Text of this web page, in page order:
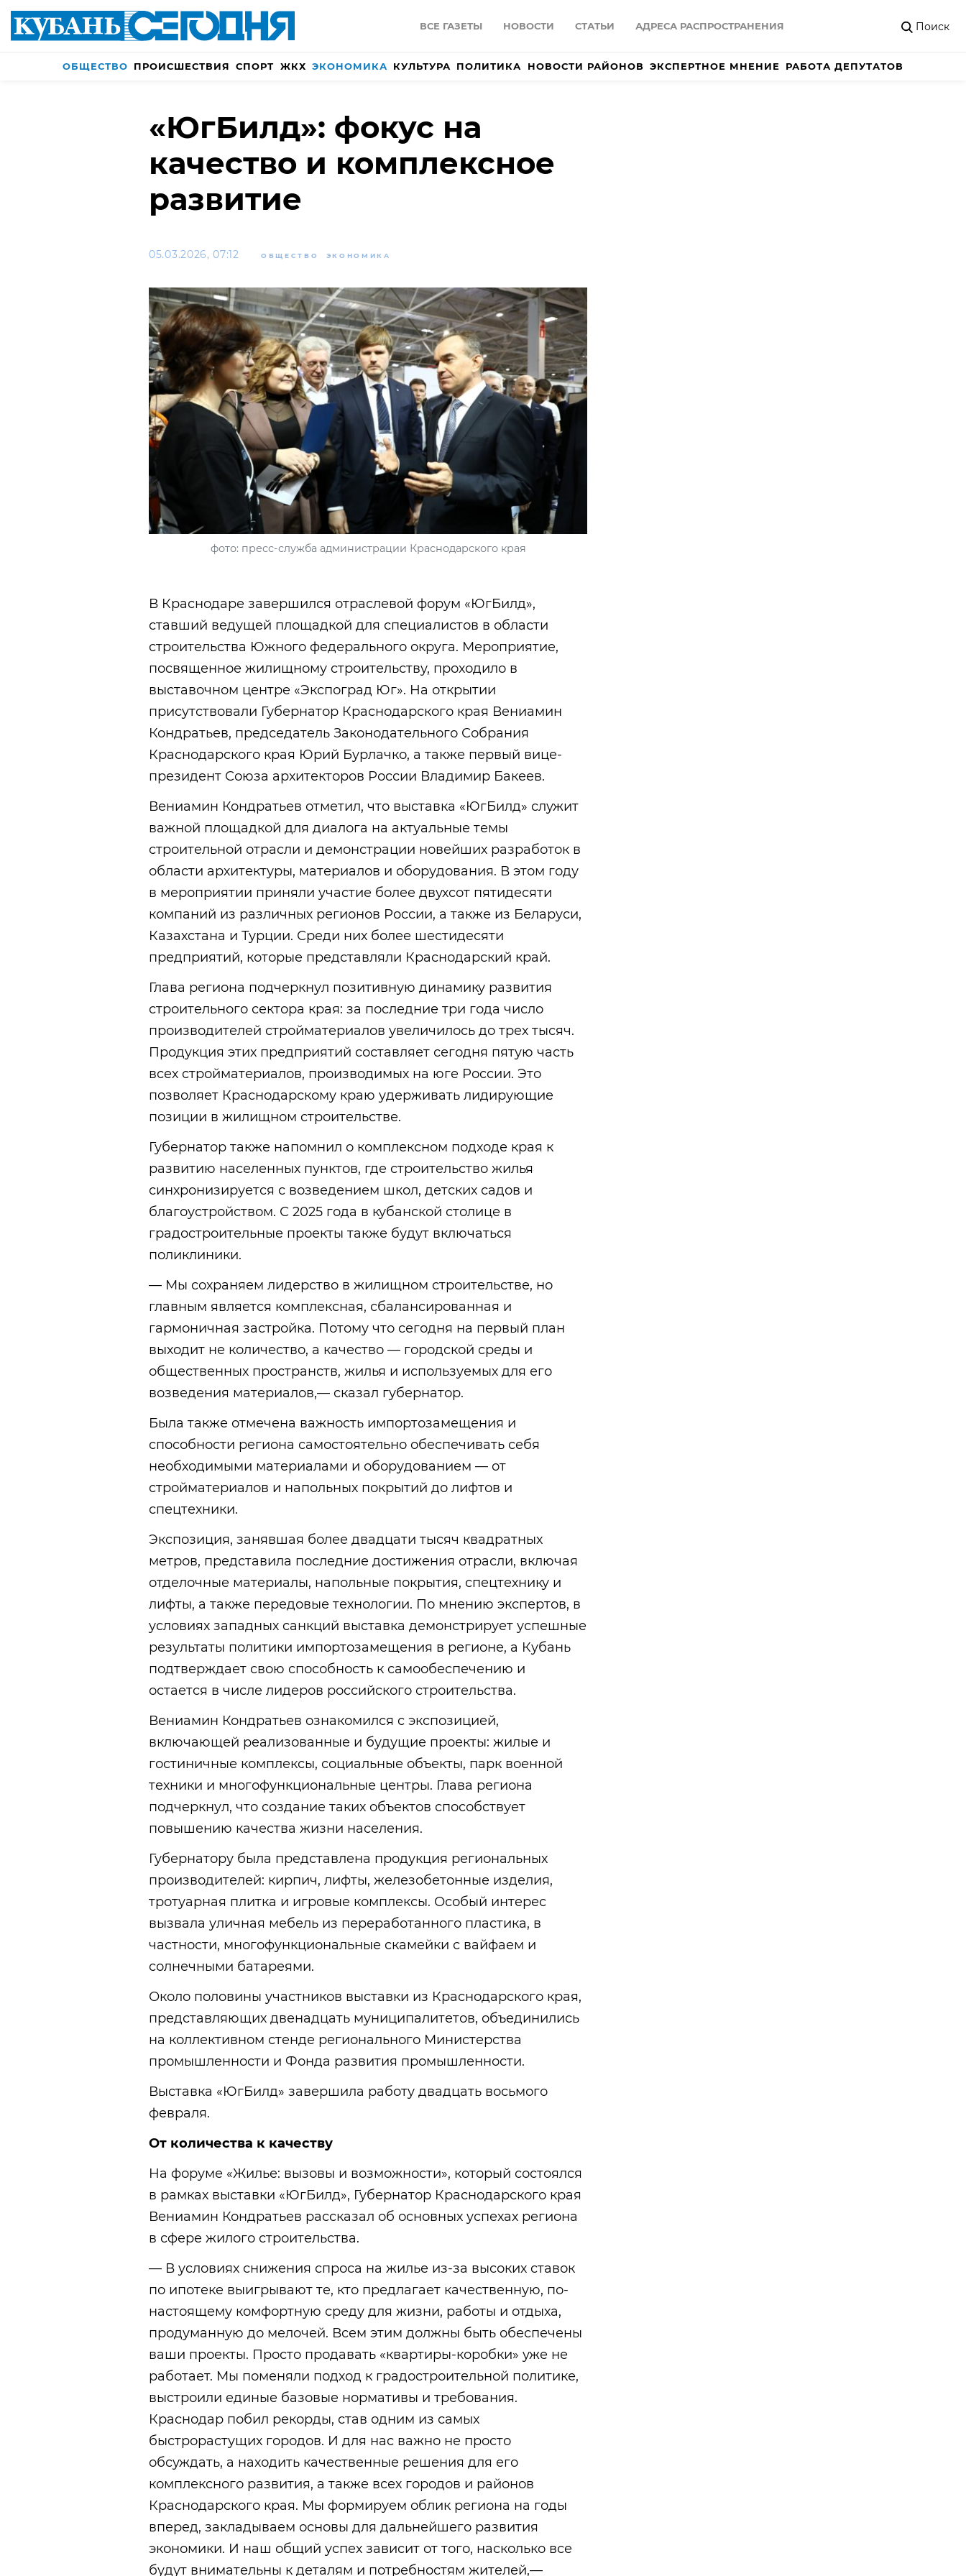
ВСЕ ГАЗЕТЫ НОВОСТИ СТАТЬИ АДРЕСА РАСПРОСТРАНЕНИЯ Поиск
ОБЩЕСТВО ПРОИСШЕСТВИЯ СПОРТ ЖКХ ЭКОНОМИКА КУЛЬТУРА ПОЛИТИКА НОВОСТИ РАЙОНОВ ЭКСПЕРТНОЕ МНЕНИЕ РАБОТА ДЕПУТАТОВ
«ЮгБилд»: фокус на
качество и комплексное
развитие
05.03.2026, 07:12 ОБЩЕСТВО ЭКОНОМИКА
фото: пресс-служба администрации Краснодарского края
В Краснодаре завершился отраслевой форум «ЮгБилд»,
ставший ведущей площадкой для специалистов в области
строительства Южного федерального округа. Мероприятие,
посвященное жилищному строительству, проходило в
выставочном центре «Экспоград Юг». На открытии
присутствовали Губернатор Краснодарского края Вениамин
Кондратьев, председатель Законодательного Собрания
Краснодарского края Юрий Бурлачко, а также первый вице-
президент Союза архитекторов России Владимир Бакеев.
Вениамин Кондратьев отметил, что выставка «ЮгБилд» служит
важной площадкой для диалога на актуальные темы
строительной отрасли и демонстрации новейших разработок в
области архитектуры, материалов и оборудования. В этом году
в мероприятии приняли участие более двухсот пятидесяти
компаний из различных регионов России, а также из Беларуси,
Казахстана и Турции. Среди них более шестидесяти
предприятий, которые представляли Краснодарский край.
Глава региона подчеркнул позитивную динамику развития
строительного сектора края: за последние три года число
производителей стройматериалов увеличилось до трех тысяч.
Продукция этих предприятий составляет сегодня пятую часть
всех стройматериалов, производимых на юге России. Это
позволяет Краснодарскому краю удерживать лидирующие
позиции в жилищном строительстве.
Губернатор также напомнил о комплексном подходе края к
развитию населенных пунктов, где строительство жилья
синхронизируется с возведением школ, детских садов и
благоустройством. С 2025 года в кубанской столице в
градостроительные проекты также будут включаться
поликлиники.
— Мы сохраняем лидерство в жилищном строительстве, но
главным является комплексная, сбалансированная и
гармоничная застройка. Потому что сегодня на первый план
выходит не количество, а качество — городской среды и
общественных пространств, жилья и используемых для его
возведения материалов,— сказал губернатор.
Была также отмечена важность импортозамещения и
способности региона самостоятельно обеспечивать себя
необходимыми материалами и оборудованием — от
стройматериалов и напольных покрытий до лифтов и
спецтехники.
Экспозиция, занявшая более двадцати тысяч квадратных
метров, представила последние достижения отрасли, включая
отделочные материалы, напольные покрытия, спецтехнику и
лифты, а также передовые технологии. По мнению экспертов, в
условиях западных санкций выставка демонстрирует успешные
результаты политики импортозамещения в регионе, а Кубань
подтверждает свою способность к самообеспечению и
остается в числе лидеров российского строительства.
Вениамин Кондратьев ознакомился с экспозицией,
включающей реализованные и будущие проекты: жилые и
гостиничные комплексы, социальные объекты, парк военной
техники и многофункциональные центры. Глава региона
подчеркнул, что создание таких объектов способствует
повышению качества жизни населения.
Губернатору была представлена продукция региональных
производителей: кирпич, лифты, железобетонные изделия,
тротуарная плитка и игровые комплексы. Особый интерес
вызвала уличная мебель из переработанного пластика, в
частности, многофункциональные скамейки с вайфаем и
солнечными батареями.
Около половины участников выставки из Краснодарского края,
представляющих двенадцать муниципалитетов, объединились
на коллективном стенде регионального Министерства
промышленности и Фонда развития промышленности.
Выставка «ЮгБилд» завершила работу двадцать восьмого
февраля.
От количества к качеству
На форуме «Жилье: вызовы и возможности», который состоялся
в рамках выставки «ЮгБилд», Губернатор Краснодарского края
Вениамин Кондратьев рассказал об основных успехах региона
в сфере жилого строительства.
— В условиях снижения спроса на жилье из-за высоких ставок
по ипотеке выигрывают те, кто предлагает качественную, по-
настоящему комфортную среду для жизни, работы и отдыха,
продуманную до мелочей. Всем этим должны быть обеспечены
ваши проекты. Просто продавать «квартиры-коробки» уже не
работает. Мы поменяли подход к градостроительной политике,
выстроили единые базовые нормативы и требования.
Краснодар побил рекорды, став одним из самых
быстрорастущих городов. И для нас важно не просто
обсуждать, а находить качественные решения для его
комплексного развития, а также всех городов и районов
Краснодарского края. Мы формируем облик региона на годы
вперед, закладываем основы для дальнейшего развития
экономики. И наш общий успех зависит от того, насколько все
будут внимательны к деталям и потребностям жителей,—